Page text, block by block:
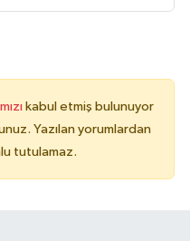
kabul etmiş bulunuyor
Yazılan yorumlardan
tutulamaz.